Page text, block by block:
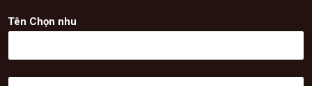
Tên Chọn nhu
H